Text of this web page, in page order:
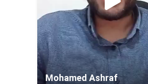
Mohamed Ashraf